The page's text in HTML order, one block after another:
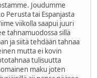
Joudumme
Perusta tai Espanjasta
viikolla saapui juuri
tahnamuodossa sillä
ja siitä tehdään tahnaa
mutta ei kovin
tulisuutta
maku joten